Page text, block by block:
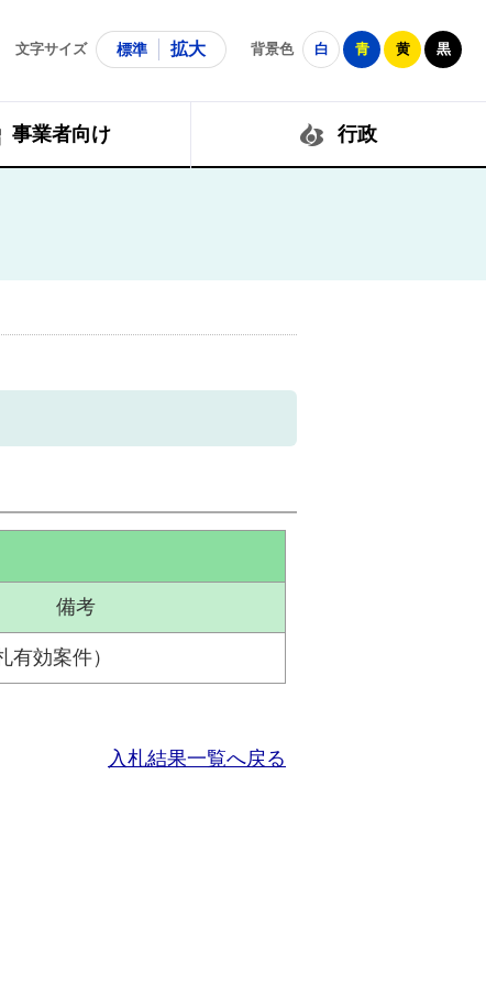
文字サイズ 標準 拡大 背景色 白 青 黄 黒
事業者向け 行政
備考
有効案件）
入札結果一覧へ戻る